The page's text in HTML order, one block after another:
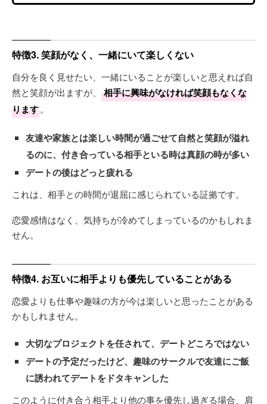
特徴3. 笑顔がなく、一緒にいて楽しくない
自分を良く見せたい、一緒にいることが楽しいと思えれば自
然と笑顔が出ますが、
相手に興味がなければ笑顔もなくな
ります。
友達や家族とは楽しい時間が過ごせて自然と笑顔が溢れ
るのに、付き合っている相手といる時は真顔の時が多い
デートの後はどっと疲れる
これは、相手との時間が退屈に感じられている証拠です。
恋愛感情はなく、気持ちが冷めてしまっているのかもしれま
せん。
特徴4. お互いに相手よりも優先していることがある
恋愛よりも仕事や趣味の方が今は楽しいと思ったことがある
かもしれません。
大切なプロジェクトを任されて、デートどころではない
デートの予定だったけど、趣味のサークルで友達にご飯
に誘われてデートをドタキャンした
このように付き合う相手より他の事を優先し過ぎる場合、肩